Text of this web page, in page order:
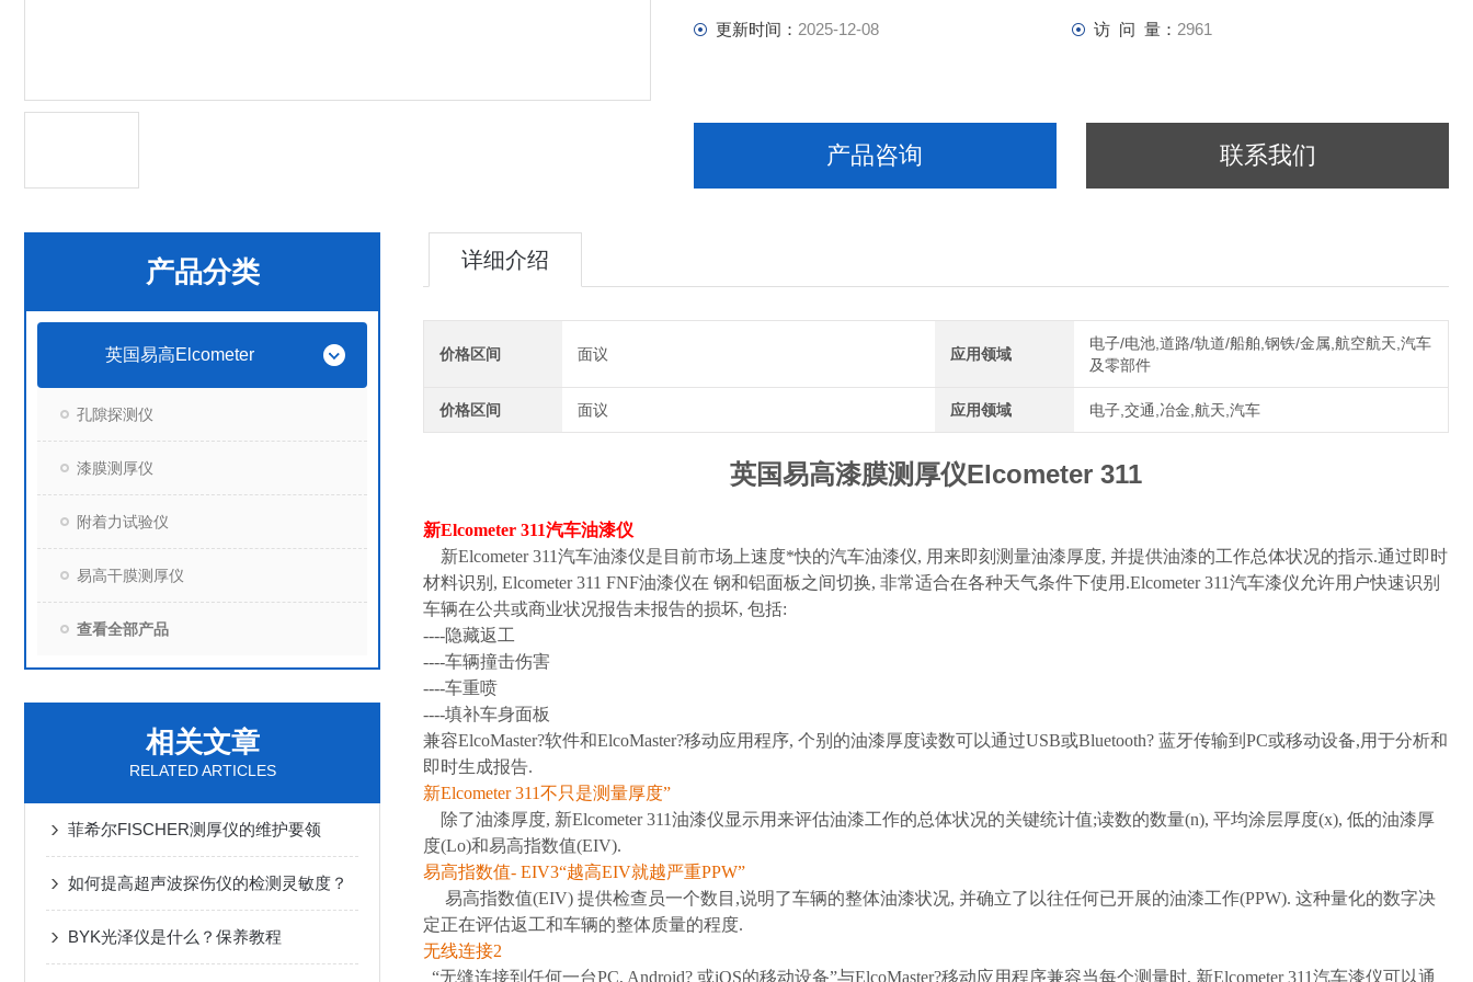
更新时间： 2025-12-08 访 问 量： 2961
产品咨询 联系我们
产品分类
英国易高Elcometer
孔隙探测仪
漆膜测厚仪
附着力试验仪
易高干膜测厚仪
查看全部产品
相关文章
RELATED ARTICLES
菲希尔FISCHER测厚仪的维护要领
如何提高超声波探伤仪的检测灵敏度？
BYK光泽仪是什么？保养教程
详细介绍
价格区间 面议 应用领域
电子/电池,道路/轨道/船舶,钢铁/金属,航空航天,汽车
及零部件
价格区间 面议 应用领域 电子,交通,冶金,航天,汽车
英国易高漆膜测厚仪Elcometer 311
新Elcometer 311汽车油漆仪
新Elcometer 311汽车油漆仪是目前市场上速度*快的汽车油漆仪, 用来即刻测量油漆厚度, 并提供油漆的工作总体状况的指示.通过即时
材料识别, Elcometer 311 FNF油漆仪在 钢和铝面板之间切换, 非常适合在各种天气条件下使用.Elcometer 311汽车漆仪允许用户快速识别
车辆在公共或商业状况报告未报告的损坏, 包括:
----隐藏返工
----车辆撞击伤害
----车重喷
----填补车身面板
兼容ElcoMaster?软件和ElcoMaster?移动应用程序, 个别的油漆厚度读数可以通过USB或Bluetooth? 蓝牙传输到PC或移动设备,用于分析和
即时生成报告.
新Elcometer 311不只是测量厚度”
除了油漆厚度, 新Elcometer 311油漆仪显示用来评估油漆工作的总体状况的关键统计值;读数的数量(n), 平均涂层厚度(x), 低的油漆厚
度(Lo)和易高指数值(EIV).
易高指数值- EIV3“越高EIV就越严重PPW”
易高指数值(EIV) 提供检查员一个数目,说明了车辆的整体油漆状况, 并确立了以往任何已开展的油漆工作(PPW). 这种量化的数字决
定正在评估返工和车辆的整体质量的程度.
无线连接2
“无缝连接到任何一台PC, Android? 或iOS的移动设备”与ElcoMaster?移动应用程序兼容当每个测量时, 新Elcometer 311汽车漆仪可以通